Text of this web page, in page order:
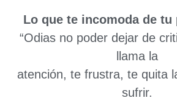
Lo que te incomoda de tu
“Odias no poder dejar de
llama la
atención, te frustra, te quita
sufrir.